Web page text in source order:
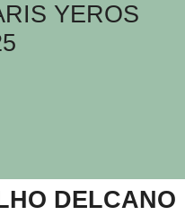
YEROS
DELCANO